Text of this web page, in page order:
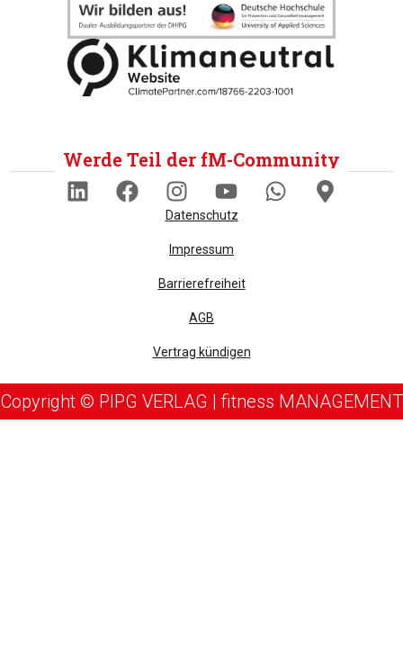
Werde Teil der fM-Community
Datenschutz
Impressum
Barrierefreiheit
AGB
Vertrag kündigen
Copyright © PIPG VERLAG | fitness MANAGEMENT